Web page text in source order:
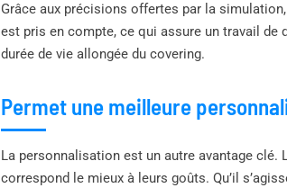
Grâce aux précisions offertes par la
est pris en compte, ce qui assure un travail
durée de vie allongée du covering.
Permet une meilleure
La personnalisation est un autre avantage
correspond le mieux à leurs goûts. Qu’il